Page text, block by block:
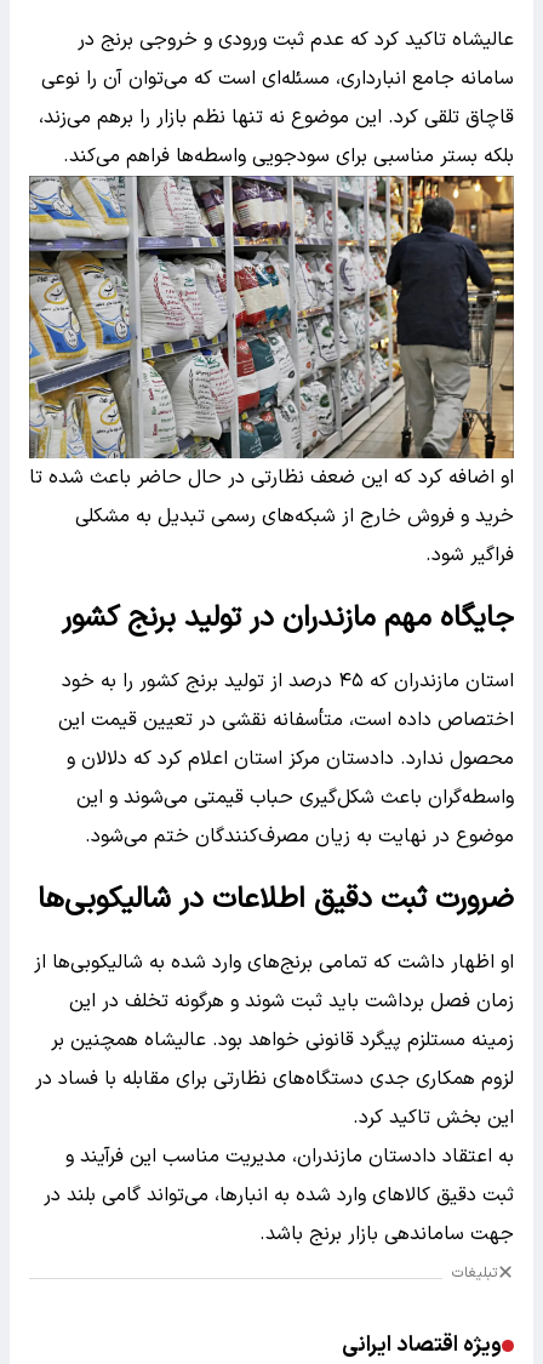
عالیشاه تاکید کرد که عدم ثبت ورودی و خروجی برنج در
سامانه جامع انبارداری، مسئله‌ای است که می‌توان آن را نوعی
قاچاق تلقی کرد. این موضوع نه تنها نظم بازار را برهم می‌زند،
بلکه بستر مناسبی برای سودجویی واسطه‌ها فراهم می‌کند.
او اضافه کرد که این ضعف نظارتی در حال حاضر باعث شده تا
خرید و فروش خارج از شبکه‌های رسمی تبدیل به مشکلی
فراگیر شود.
جایگاه مهم مازندران در تولید برنج کشور
استان مازندران که ۴۵ درصد از تولید برنج کشور را به خود
اختصاص داده است، متأسفانه نقشی در تعیین قیمت این
محصول ندارد. دادستان مرکز استان اعلام کرد که دلالان و
واسطه‌گران باعث شکل‌گیری حباب قیمتی می‌شوند و این
موضوع در نهایت به زیان مصرف‌کنندگان ختم می‌شود.
ضرورت ثبت دقیق اطلاعات در شالیکوبی‌ها
او اظهار داشت که تمامی برنج‌های وارد شده به شالیکوبی‌ها از
زمان فصل برداشت باید ثبت شوند و هرگونه تخلف در این
زمینه مستلزم پیگرد قانونی خواهد بود. عالیشاه همچنین بر
لزوم همکاری جدی دستگاه‌های نظارتی برای مقابله با فساد در
این بخش تاکید کرد.
به اعتقاد دادستان مازندران، مدیریت مناسب این فرآیند و
ثبت دقیق کالاهای وارد شده به انبارها، می‌تواند گامی بلند در
جهت ساماندهی بازار برنج باشد.
تبلیغات
ویژه اقتصاد ایرانی